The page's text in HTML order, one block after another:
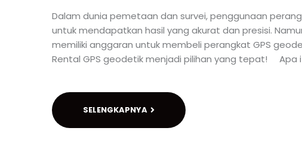
Dalam dunia pemetaan dan survei, penggunaan
untuk mendapatkan hasil yang akurat dan presisi.
memiliki anggaran untuk membeli perangkat GPS
Rental GPS geodetik menjadi pilihan yang tepat! Apa
SELENGKAPNYA